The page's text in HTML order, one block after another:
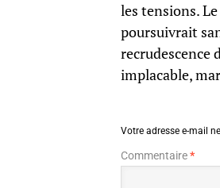
les tensions.
poursuivrait
recrudescence
implacable,
Votre adresse e-mail
Commentaire*